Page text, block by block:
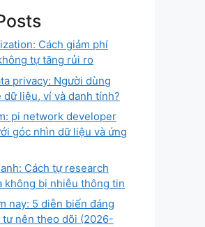
Cách giảm phí
tự tăng rủi ro
privacy: Người dùng
dữ liệu, ví và danh tính?
pi network developer
góc nhìn dữ liệu và ứng
Cách tự research
không bị nhiễu thông tin
nay: 5 diễn biến đáng
tư nên theo dõi (2026-